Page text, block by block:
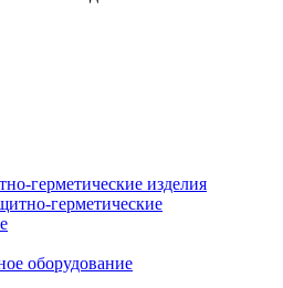
герметические изделия
герметические
оборудование